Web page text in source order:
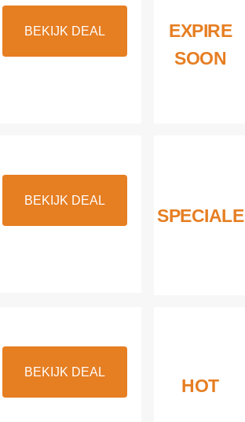
BEKIJK DEAL
EXPIRE
SOON
BEKIJK DEAL
SPECIALE
BEKIJK DEAL
HOT